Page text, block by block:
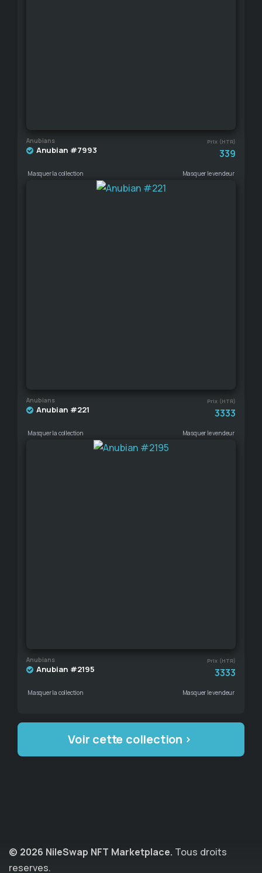
Anubians Prix (HTR)
Anubian #7993 339
Masquer la collection Masquer le vendeur
Anubians Prix (HTR)
Anubian #221 3333
Masquer la collection Masquer le vendeur
Anubians Prix (HTR)
Anubian #2195 3333
Masquer la collection Masquer le vendeur
Voir cette collection
© 2026 NileSwap NFT Marketplace. Tous droits
reserves.